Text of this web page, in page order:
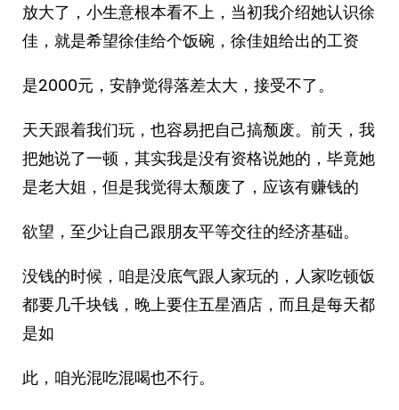
放大了，小生意根本看不上，当初我介绍她认识徐
佳，就是希望徐佳给个饭碗，徐佳姐给出的工资
是2000元，安静觉得落差太大，接受不了。
天天跟着我们玩，也容易把自己搞颓废。前天，我
把她说了一顿，其实我是没有资格说她的，毕竟她
是老大姐，但是我觉得太颓废了，应该有赚钱的
欲望，至少让自己跟朋友平等交往的经济基础。
没钱的时候，咱是没底气跟人家玩的，人家吃顿饭
都要几千块钱，晚上要住五星酒店，而且是每天都
是如
此，咱光混吃混喝也不行。